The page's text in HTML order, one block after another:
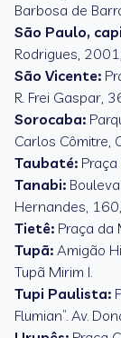
Barbosa de
São Paulo,
Rodrigues,
São Vicente:
R. Frei Gaspar,
Sorocaba:
Carlos Cômitre,
Taubaté:
Tanabi:
Hernandes,
Tietê: Praça da
Tupã: Amigão
Tupã Mirim I.
Tupi Paulista:
Flumian”. Av.